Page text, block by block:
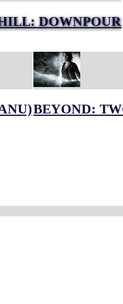
DOWNPOUR
BEYOND: